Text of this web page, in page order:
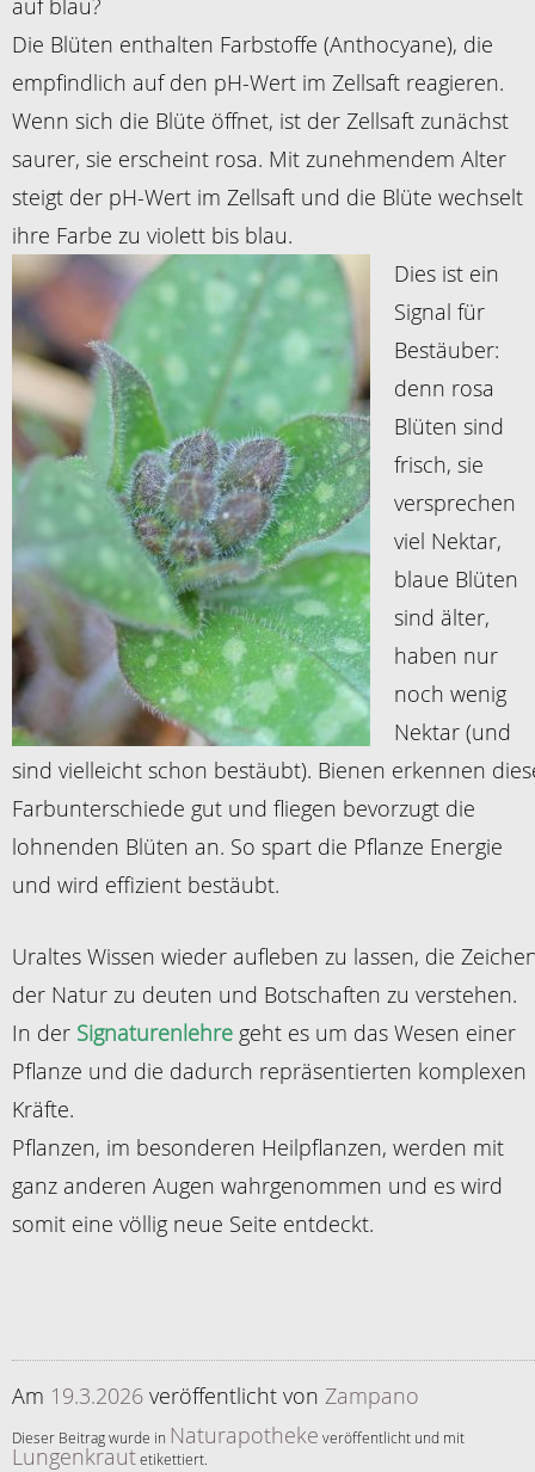
auf blau?
Die Blüten enthalten Farbstoffe (Anthocyane), die
empfindlich auf den pH-Wert im Zellsaft reagieren.
Wenn sich die Blüte öffnet, ist der Zellsaft zunächst
saurer, sie erscheint rosa. Mit zunehmendem Alter
steigt der pH-Wert im Zellsaft und die Blüte wechselt
ihre Farbe zu violett bis blau.
Dies ist ein
Signal für
Bestäuber:
denn rosa
Blüten sind
frisch, sie
versprechen
viel Nektar,
blaue Blüten
sind älter,
haben nur
noch wenig
Nektar (und
sind vielleicht schon bestäubt). Bienen erkennen
Farbunterschiede gut und fliegen bevorzugt die
lohnenden Blüten an. So spart die Pflanze Energie
und wird effizient bestäubt.
Uraltes Wissen wieder aufleben zu lassen, die
der Natur zu deuten und Botschaften zu verstehen.
In der Signaturenlehre geht es um das Wesen einer
Pflanze und die dadurch repräsentierten komplexen
Kräfte.
Pflanzen, im besonderen Heilpflanzen, werden mit
ganz anderen Augen wahrgenommen und es wird
somit eine völlig neue Seite entdeckt.
Am 19.3.2026 veröffentlicht von Zampano
Dieser Beitrag wurde in Naturapotheke veröffentlicht und mit
Lungenkrautetikettiert.